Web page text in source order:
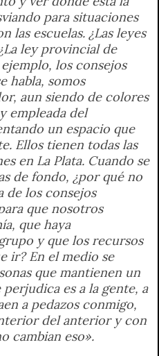
para situaciones
las escuelas. ¿Las leyes
ley provincial de
los consejos
habla, somos
aun siendo de colores
empleada del
un espacio que
Ellos tienen todas las
en La Plata. Cuando se
de fondo, ¿por qué no
de los consejos
que nosotros
que haya
y que los recursos
ir? En el medio se
que mantienen un
es a la gente, a
a pedazos conmigo,
del anterior y con
cambian eso».